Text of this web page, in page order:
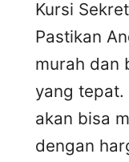
Kursi
Pastikan
murah dan
yang tepat.
akan bisa
dengan